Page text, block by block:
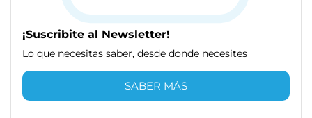
¡Suscribite al Newsletter!
Lo que necesitas saber, desde donde necesites
SABER MÁS